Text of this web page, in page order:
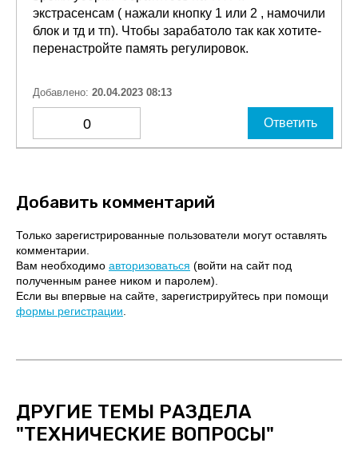
экстрасенсам ( нажали кнопку 1 или 2 , намочили
блок и тд и тп). Чтобы зарабатоло так как хотите-
перенастройте память регулировок.
Добавлено: 20.04.2023 08:13
0 Ответить
Добавить комментарий
Только зарегистрированные пользователи могут оставлять
комментарии.
Вам необходимо авторизоваться (войти на сайт под
полученным ранее ником и паролем).
Если вы впервые на сайте, зарегистрируйтесь при помощи
формы регистрации
ДРУГИЕ ТЕМЫ РАЗДЕЛА
"ТЕХНИЧЕСКИЕ ВОПРОСЫ"